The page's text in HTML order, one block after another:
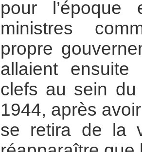
pour l’époque
ministres
propre
allaient
clefs au sein du
1944, après
se retira de la